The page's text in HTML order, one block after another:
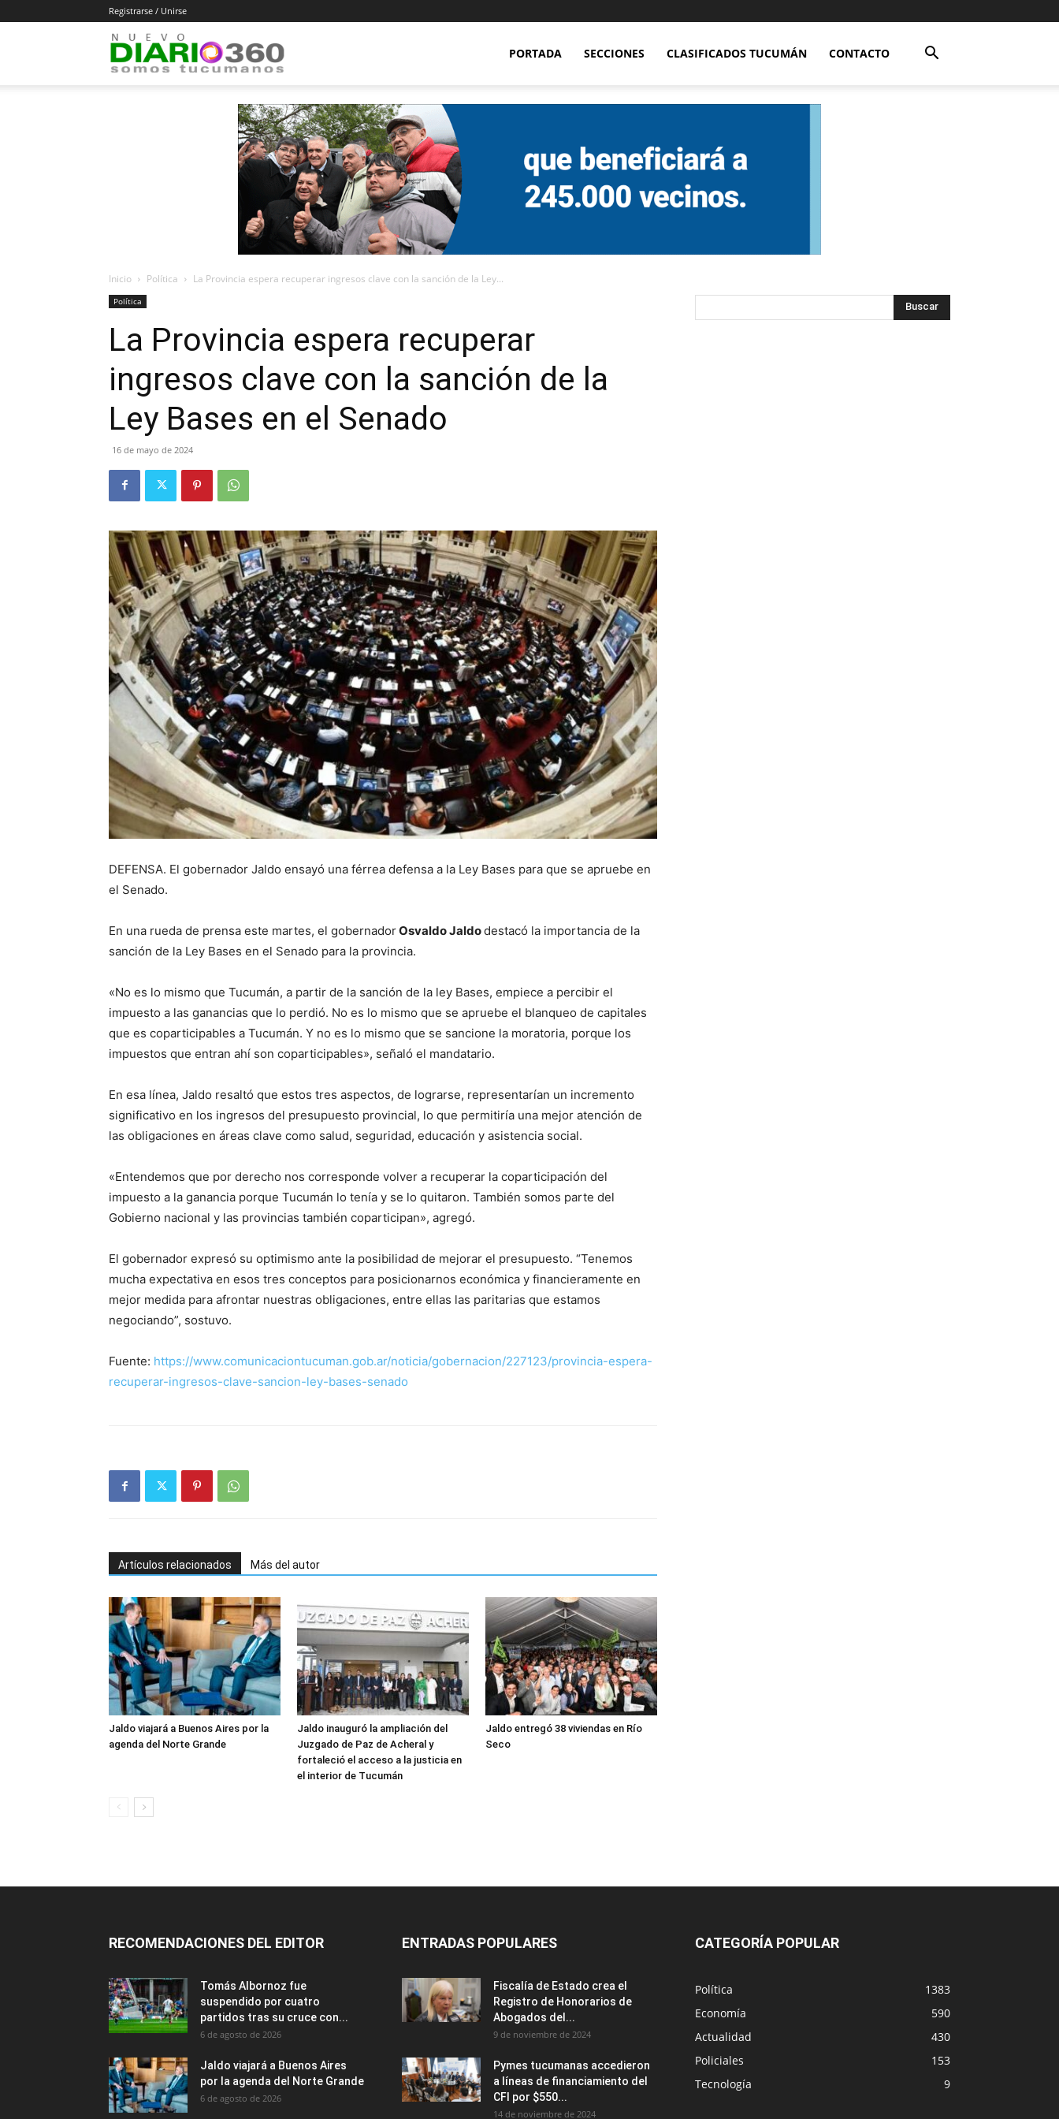
Registrarse / Unirse
Diario
360
PORTADA SECCIONES CLASIFICADOS TUCUMÁN CONTACTO
Inicio Política La Provincia espera recuperar ingresos clave con la sanción de la Ley...
Política
La Provincia espera recuperar
ingresos clave con la sanción de la
Ley Bases en el Senado
16 de mayo de 2024
DEFENSA. El gobernador Jaldo ensayó una férrea defensa a la Ley Bases para que se apruebe en
el Senado.
En una rueda de prensa este martes, el gobernadorOsvaldo Jaldodestacó la importancia de la
sanción de la Ley Bases en el Senado para la provincia.
«No es lo mismo que Tucumán, a partir de la sanción de la ley Bases, empiece a percibir el
impuesto a las ganancias que lo perdió. No es lo mismo que se apruebe el blanqueo de capitales
que es coparticipables a Tucumán. Y no es lo mismo que se sancione la moratoria, porque los
impuestos que entran ahí son coparticipables», señaló el mandatario.
En esa línea, Jaldo resaltó que estos tres aspectos, de lograrse, representarían un incremento
significativo en los ingresos del presupuesto provincial, lo que permitiría una mejor atención de
las obligaciones en áreas clave como salud, seguridad, educación y asistencia social.
«Entendemos que por derecho nos corresponde volver a recuperar la coparticipación del
impuesto a la ganancia porque Tucumán lo tenía y se lo quitaron. También somos parte del
Gobierno nacional y las provincias también coparticipan», agregó.
El gobernador expresó su optimismo ante la posibilidad de mejorar el presupuesto. “Tenemos
mucha expectativa en esos tres conceptos para posicionarnos económica y financieramente en
mejor medida para afrontar nuestras obligaciones, entre ellas las paritarias que estamos
negociando”, sostuvo.
Fuente: https://www.comunicaciontucuman.gob.ar/noticia/gobernacion/227123/provincia-espera-
recuperar-ingresos-clave-sancion-ley-bases-senado
Artículos relacionados Más del autor
Jaldo viajará a Buenos Aires por la
agenda del Norte Grande
Jaldo inauguró la ampliación del
Juzgado de Paz de Acheral y
fortaleció el acceso a la justicia en
el interior de Tucumán
Jaldo entregó 38 viviendas en Río
Seco
RECOMENDACIONES DEL EDITOR
Tomás Albornoz fue
suspendido por cuatro
partidos tras su cruce con...
6 de agosto de 2026
Jaldo viajará a Buenos Aires
por la agenda del Norte Grande
6 de agosto de 2026
ENTRADAS POPULARES
Fiscalía de Estado crea el
Registro de Honorarios de
Abogados del...
9 de noviembre de 2024
Pymes tucumanas accedieron
a líneas de financiamiento del
CFI por $550...
14 de noviembre de 2024
CATEGORÍA POPULAR
Política
1383
Economía
590
Actualidad
430
Policiales
153
Tecnología
9